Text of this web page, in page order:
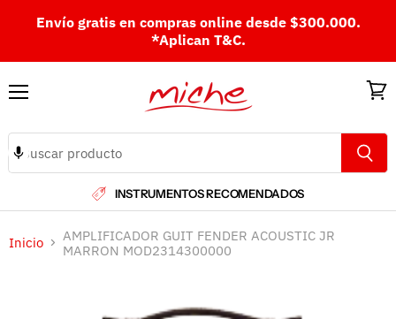
Envío gratis en compras online desde $300.000.
*Aplican T&C.
INSTRUMENTOS RECOMENDADOS
Inicio
AMPLIFICADOR GUIT FENDER ACOUSTIC JR
MARRON MOD2314300000